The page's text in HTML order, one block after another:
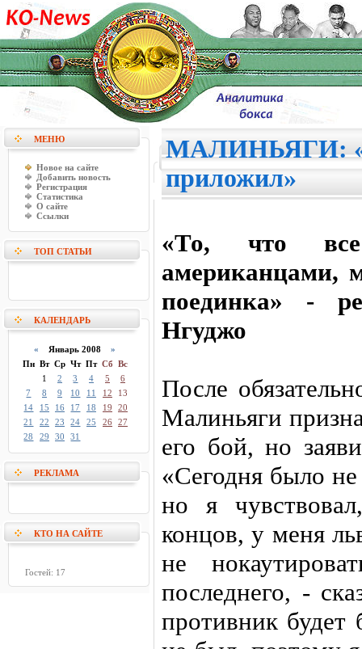
МЕНЮ
Новое на сайте
Добавить новость
Регистрация
Статистика
О сайте
Ссылки
ТОП СТАТЬИ
КАЛЕНДАРЬ
« Январь 2008»
Пн Вт Ср Чт Пт Сб Вс
1
2 3 4 5
6
7
8 9 10 11 12
13
14
15 16 17 18 19
20
21
22 23 24 25 26 27
28
29 30 31
РЕКЛАМА
КТО НА САЙТЕ
Гостей: 17
МАЛИНЬЯГИ:
приложил»
«То, что
американцами,
поединка» -
Нгуджо
После
Малиньяги
его бой, но
«Сегодня было
но я
концов, у меня
не
последнего, -
противник будет